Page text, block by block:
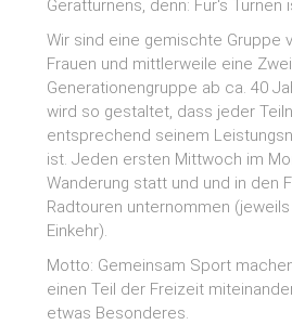
Gerätturnens, denn: Für's Turnen
Wir sind eine gemischte Gruppe
Frauen und mittlerweile eine
Generationengruppe ab ca. 40
wird so gestaltet, dass jeder
entsprechend seinem
ist. Jeden ersten Mittwoch im
Wanderung statt und und in den
Radtouren unternommen
Einkehr).
Motto: Gemeinsam Sport
einen Teil der Freizeit
etwas Besonderes.